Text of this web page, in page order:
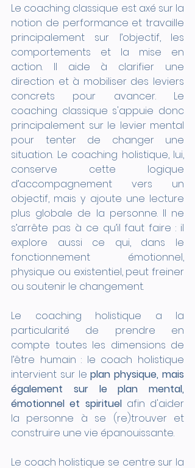
Le coaching classique est axé sur la
notion de performance et travaille
principalement sur l’objectif, les
comportements et la mise en
action. Il aide à clarifier une
direction et à mobiliser des leviers
concrets pour avancer. Le
coaching classique s'appuie donc
principalement sur le levier mental
pour tenter de changer une
situation. Le coaching holistique, lui,
conserve cette logique
d’accompagnement vers un
objectif, mais y ajoute une lecture
plus globale de la personne. Il ne
s’arrête pas à ce qu’il faut faire : il
explore aussi ce qui, dans le
fonctionnement émotionnel,
physique ou existentiel, peut freiner
ou soutenir le changement.
Le coaching holistique a la
particularité de prendre en
compte toutes les dimensions de
l’être humain : le coach holistique
intervient sur le plan physique, mais
également sur le plan mental,
émotionnel et spirituel afin d'aider
la personne à se (re)trouver et
construire une vie épanouissante.
Le coach holistique se centre sur la